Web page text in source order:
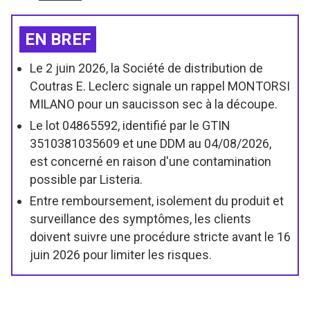
EN BREF
Le 2 juin 2026, la Société de distribution de
Coutras E. Leclerc signale un rappel MONTORSI
MILANO pour un saucisson sec à la découpe.
Le lot 04865592, identifié par le GTIN
3510381035609 et une DDM au 04/08/2026,
est concerné en raison d'une contamination
possible par Listeria.
Entre remboursement, isolement du produit et
surveillance des symptômes, les clients
doivent suivre une procédure stricte avant le 16
juin 2026 pour limiter les risques.